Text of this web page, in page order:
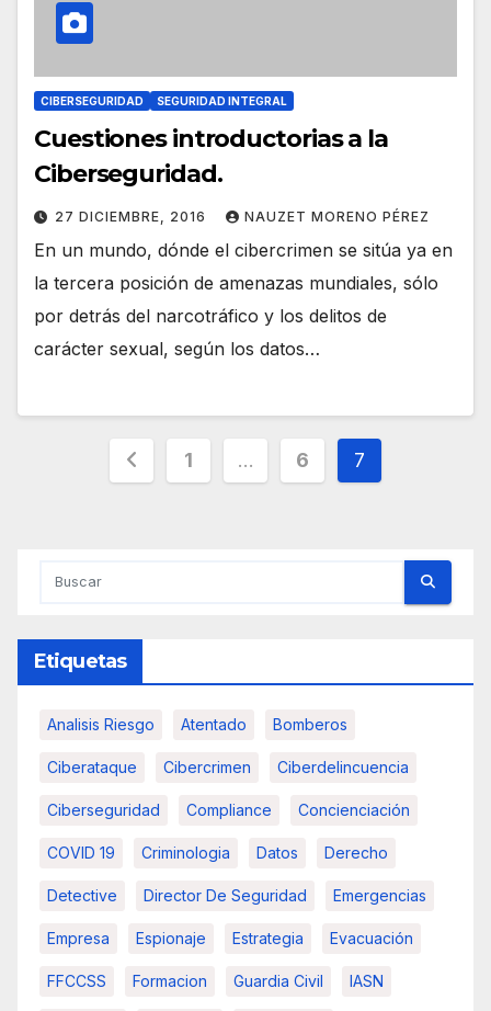
CIBERSEGURIDAD SEGURIDAD INTEGRAL
Cuestiones introductorias a la
Ciberseguridad.
27 DICIEMBRE, 2016 NAUZET MORENO PÉREZ
En un mundo, dónde el cibercrimen se sitúa ya en
la tercera posición de amenazas mundiales, sólo
por detrás del narcotráfico y los delitos de
carácter sexual, según los datos…
Paginación
1 … 6 7
Etiquetas
Analisis Riesgo Atentado Bomberos
Ciberataque Cibercrimen Ciberdelincuencia
Ciberseguridad Compliance Concienciación
COVID 19 Criminologia Datos Derecho
Detective Director De Seguridad Emergencias
Empresa Espionaje Estrategia Evacuación
FFCCSS Formacion Guardia Civil IASN